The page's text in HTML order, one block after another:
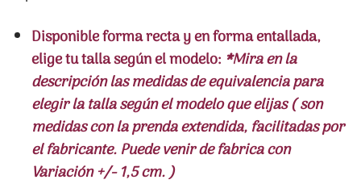
Disponible forma recta y en forma entallada,
elige tu talla según el modelo: *Mira en la
descripción las medidas de equivalencia para
elegir la talla según el modelo que elijas ( son
medidas con la prenda extendida, facilitadas por
el fabricante. Puede venir de fabrica con
Variación +/- 1,5 cm. )